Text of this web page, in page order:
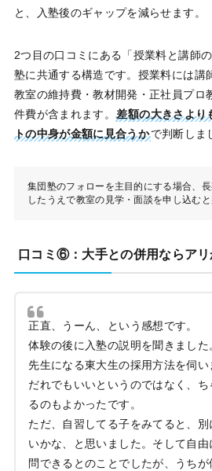
と、入塾後のギャップを減らせます。
2つ目の口コミにある「授業料と講師
塾に共通する構造です。授業料には講
教室の維持費・教材開発・正社員プロ
件費が含まれます。差額の大きさより
トの中身が金額に見合うかで判断しま
集団塾のフォローを主目的にする場合、
したうえで教室の見学・面談を申し込むと
口コミ⑥：大手との併用ならアリ
正直、うーん、という感想です。
体験の後に入塾の説明を聞きました
先生になる東大生の採用方法を伺
だれでもいいというのではなく、
るのもよかったです。
ただ、自習してる子をみてると、
いかな、と思いました。そして自
問できるとのことでしたが、うちが